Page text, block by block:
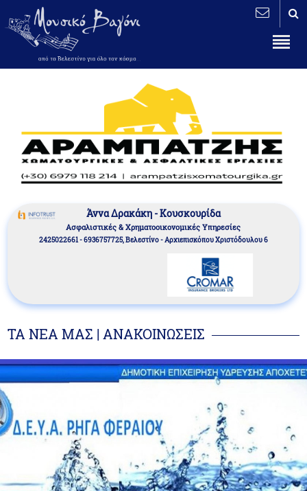
Άννα Δρακάκη - Κουσκουρίδα
Aσφαλιστικές & Χρηματοοικονομικές Υπηρεσίες
2425022661 - 6936757725, Βελεστίνο - Αρχιεπισκόπου Χριστόδουλου 6
ΤΑ ΝΕΑ ΜΑΣ | ΑΝΑΚΟΙΝΩΣΕΙΣ